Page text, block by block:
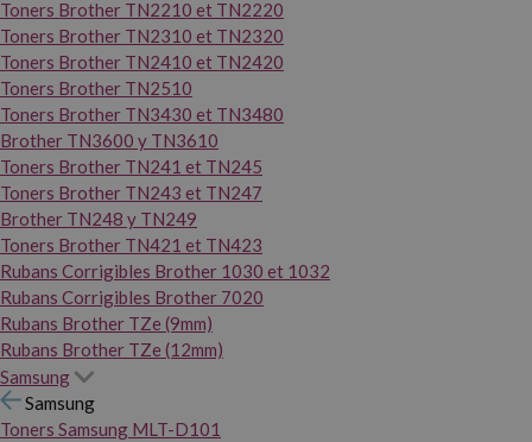
Toners Brother TN2210 et TN2220
Toners Brother TN2310 et TN2320
Toners Brother TN2410 et TN2420
Toners Brother TN2510
Toners Brother TN3430 et TN3480
Brother TN3600 y TN3610
Toners Brother TN241 et TN245
Toners Brother TN243 et TN247
Brother TN248 y TN249
Toners Brother TN421 et TN423
Rubans Corrigibles Brother 1030 et 1032
Rubans Corrigibles Brother 7020
Rubans Brother TZe (9mm)
Rubans Brother TZe (12mm)
Samsung
Samsung
Toners Samsung MLT-D101